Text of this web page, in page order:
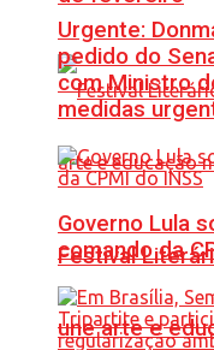
Festival
une arte e
Urgente:
pedido do
com Ministro
medidas
Governo Lula
comando da